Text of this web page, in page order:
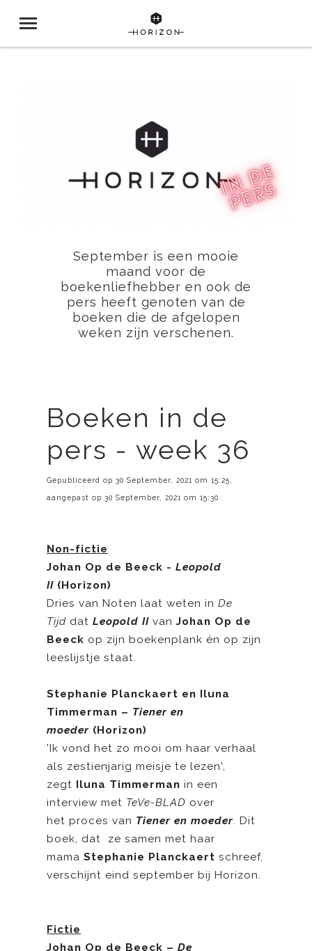
September is een mooie
maand voor de
boekenliefhebber en ook de
pers heeft genoten van de
boeken die de afgelopen
weken zijn verschenen.
Boeken in de
pers - week 36
Gepubliceerd op 30 September, 2021 om 15:25,
aangepast op 30 September, 2021 om 15:30
Non-fictie
Johan Op de Beeck -Leopold
II (Horizon)
Dries van Noten laat weten inDe
Tijd datLeopold II vanJohan Op de
Beeck op zijn boekenplank én op zijn
leeslijstje staat.
Stephanie Planckaert en Iluna
Timmerman – Tiener en
moeder (Horizon)
'Ik vond het zo mooi om haar verhaal
als zestienjarig meisje te lezen',
zegt Iluna Timmermanin een
interview met TeVe-BLAD over
het proces van Tiener en moeder . Dit
boek, dat ze samen met haar
mamaStephanie Planckaert schreef,
verschijnt eind september bij Horizon.
Fictie
Johan Op de Beeck –De